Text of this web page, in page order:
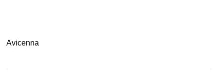
Avicenna